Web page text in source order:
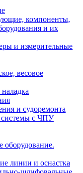
компоненты,
и их
и измерительные
весовое
и судоремонта
с ЧПУ
оборудование.
линии и оснастка